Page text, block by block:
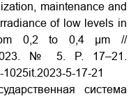
maintenance and
of low levels in
0,2 to 0,4 μm //
№ 5. P. 17–21.
5-17-21
система